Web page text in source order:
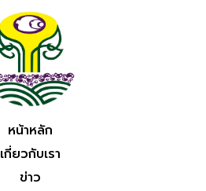
หน้าหลัก
เกี่ยวกับเรา
ข่าว